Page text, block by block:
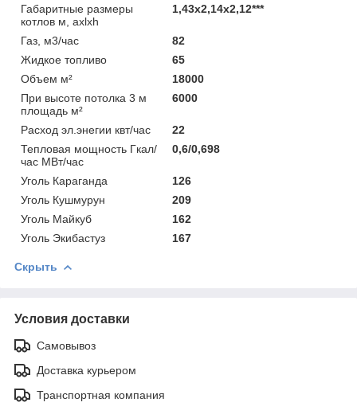
Габаритные размеры
котлов м, ахlxh
1,43х2,14х2,12***
Газ, м3/час
82
Жидкое топливо
65
Объем м²
18000
При высоте потолка 3 м
площадь м²
6000
Расход эл.энегии квт/час
22
Тепловая мощность Гкал/
час МВт/час
0,6/0,698
Уголь Караганда
126
Уголь Кушмурун
209
Уголь Майкуб
162
Уголь Экибастуз
167
Скрыть
Условия доставки
Самовывоз
Доставка курьером
Транспортная компания